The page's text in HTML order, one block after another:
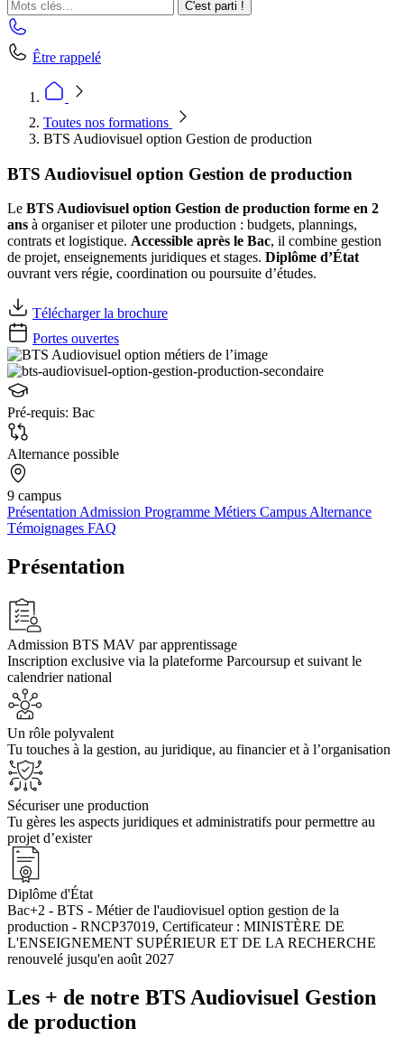
C'est parti !
Être rappelé
Toutes nos formations
BTS Audiovisuel option Gestion de production
BTS Audiovisuel option Gestion de production
Le BTS Audiovisuel option Gestion de production forme en 2
ans à organiser et piloter une production : budgets, plannings,
contrats et logistique. Accessible après le Bac, il combine gestion
de projet, enseignements juridiques et stages. Diplôme d’État
ouvrant vers régie, coordination ou poursuite d’études.
Télécharger la brochure
Portes ouvertes
Pré-requis: Bac
Alternance possible
9 campus
PrésentationAdmission Programme Métiers CampusAlternance
Témoignages FAQ
Présentation
Admission BTS MAV par apprentissage
Inscription exclusive via la plateforme Parcoursup et suivant le
calendrier national
Un rôle polyvalent
Tu touches à la gestion, au juridique, au financier et à l’organisation
Sécuriser une production
Tu gères les aspects juridiques et administratifs pour permettre au
projet d’exister
Diplôme d'État
Bac+2 - BTS - Métier de l'audiovisuel option gestion de la
production - RNCP37019, Certificateur : MINISTÈRE DE
L'ENSEIGNEMENT SUPÉRIEUR ET DE LA RECHERCHE
renouvelé jusqu'en août 2027
Les + de notre BTS Audiovisuel Gestion
de production